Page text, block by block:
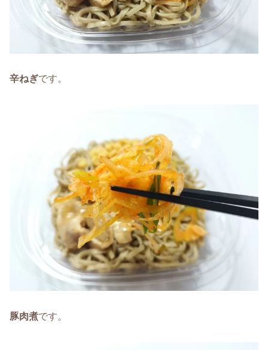
辛ねぎです。
豚肉煮です。